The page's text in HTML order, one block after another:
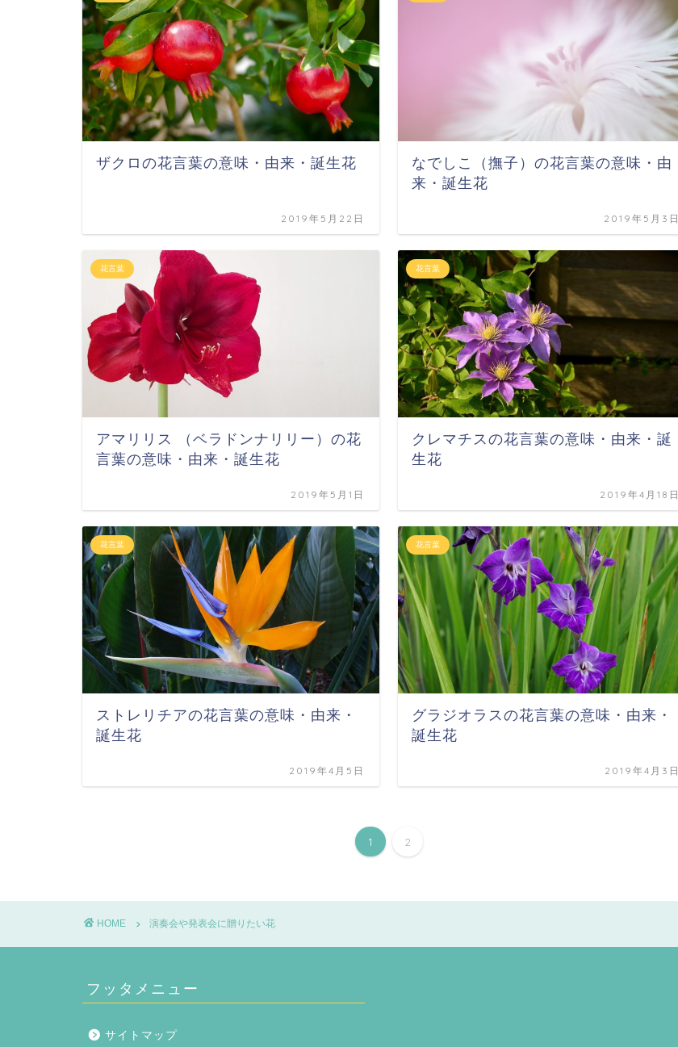
ザクロの花言葉の意味・由来・誕生花
2019年5月22日
なでしこ（撫子）の花言葉の意味・由
来・誕生花
2019年5月3日
花言葉
アマリリス （ベラドンナリリー）の花
言葉の意味・由来・誕生花
2019年5月1日
花言葉
クレマチスの花言葉の意味・由来・誕
生花
2019年4月18日
花言葉
ストレリチアの花言葉の意味・由来・
誕生花
2019年4月5日
花言葉
グラジオラスの花言葉の意味・由来・
誕生花
2019年4月3日
1 2
HOME 演奏会や発表会に贈りたい花
フッタメニュー
サイトマップ